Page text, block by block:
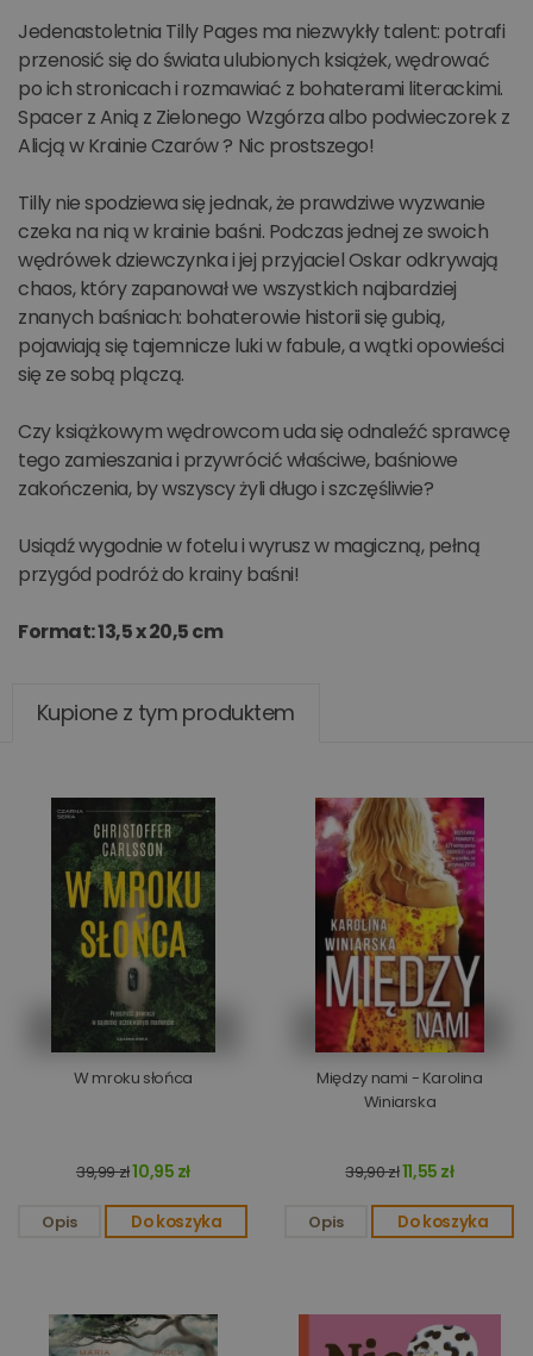
Jedenastoletnia Tilly Pages ma niezwykły talent: potrafi
przenosić się do świata ulubionych książek, wędrować
po ich stronicach i rozmawiać z bohaterami literackimi.
Spacer z Anią z Zielonego Wzgórza albo podwieczorek z
Alicją w Krainie Czarów ? Nic prostszego!
Tilly nie spodziewa się jednak, że prawdziwe wyzwanie
czeka na nią w krainie baśni. Podczas jednej ze swoich
wędrówek dziewczynka i jej przyjaciel Oskar odkrywają
chaos, który zapanował we wszystkich najbardziej
znanych baśniach: bohaterowie historii się gubią,
pojawiają się tajemnicze luki w fabule, a wątki opowieści
się ze sobą plączą.
Czy książkowym wędrowcom uda się odnaleźć sprawcę
tego zamieszania i przywrócić właściwe, baśniowe
zakończenia, by wszyscy żyli długo i szczęśliwie?
Usiądź wygodnie w fotelu i wyrusz w magiczną, pełną
przygód podróż do krainy baśni!
Format: 13,5 x 20,5 cm
Kupione z tym produktem
W mroku słońca
39,99 zł10,95 zł
Opis Do koszyka
Między nami - Karolina
Winiarska
39,90 zł11,55 zł
Opis Do koszyka